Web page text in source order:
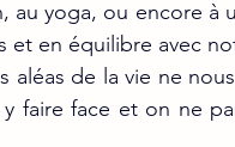
au yoga, ou encore à
et en équilibre avec
aléas de la vie ne
faire face et on ne